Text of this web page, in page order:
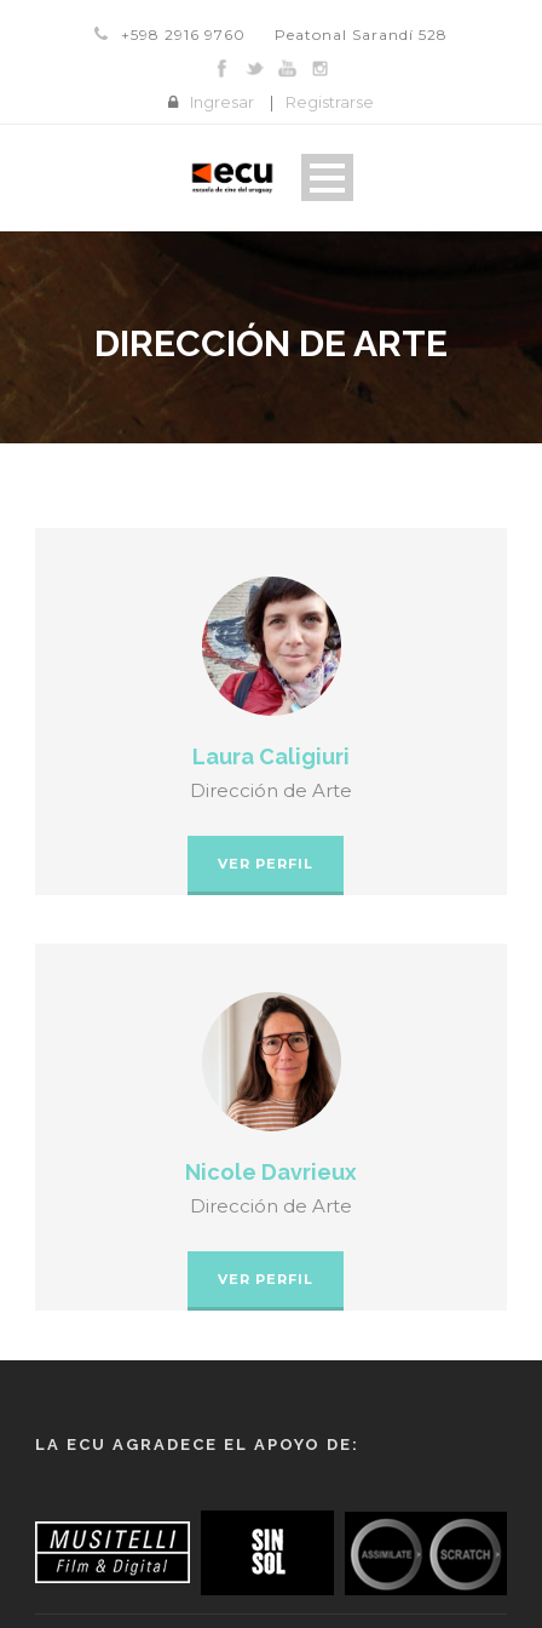
+598 2916 9760 Peatonal Sarandí 528
Ingresar | Registrarse
DIRECCIÓN DE ARTE
Laura Caligiuri
Dirección de Arte
VER PERFIL
Nicole Davrieux
Dirección de Arte
VER PERFIL
LA ECU AGRADECE EL APOYO DE: